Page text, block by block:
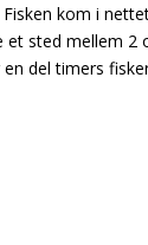
kom i
sted mellem
del timers